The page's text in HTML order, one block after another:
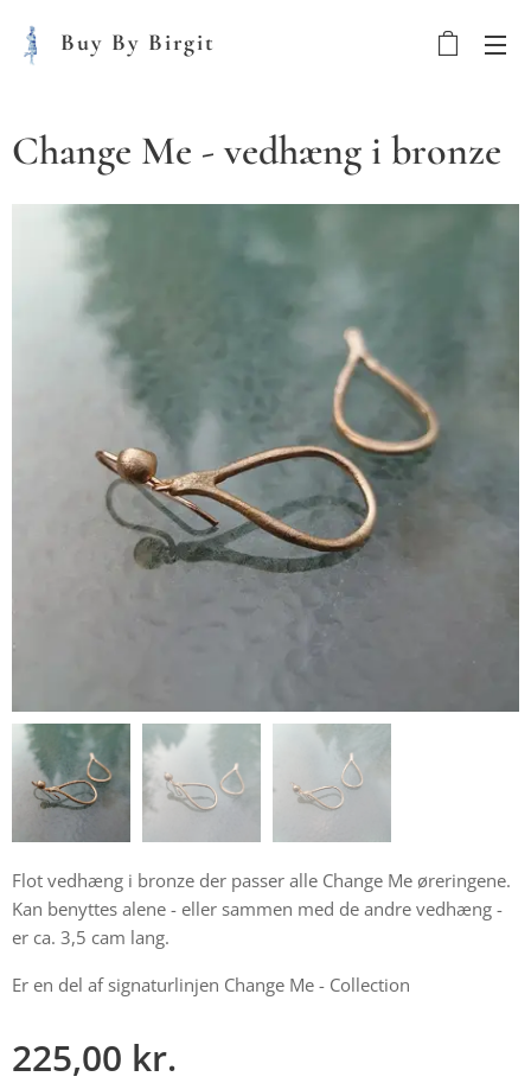
Buy By Birgit
Change Me - vedhæng i bronze
Flot vedhæng i bronze der passer alle Change Me øreringene.
Kan benyttes alene - eller sammen med de andre vedhæng -
er ca. 3,5 cam lang.
Er en del af signaturlinjen Change Me - Collection
225,00 kr.